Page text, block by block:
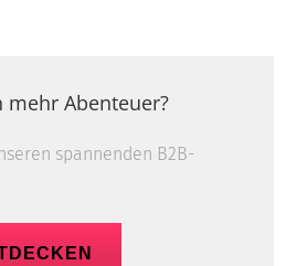
mehr Abenteuer?
spannenden B2B-